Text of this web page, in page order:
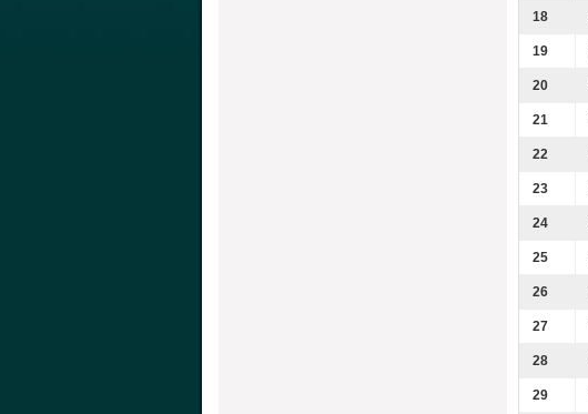
18
19
20
21
22
23
24
25
26
27
28
29